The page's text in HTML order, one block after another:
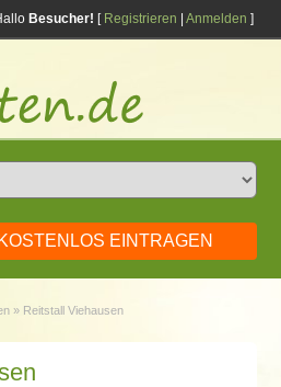
Besucher! [ Registrieren Anmelden ]
KOSTENLOS EINTRAGEN
» Reitstall Viehausen